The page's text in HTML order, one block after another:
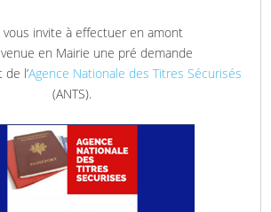
vous invite à effectuer en amont
en Mairie une pré demande
l’Agence Nationale des Titres Sécurisés
(ANTS).